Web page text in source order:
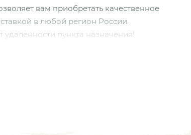
вам приобретать качественное
в любой регион России.
пункта назначения!